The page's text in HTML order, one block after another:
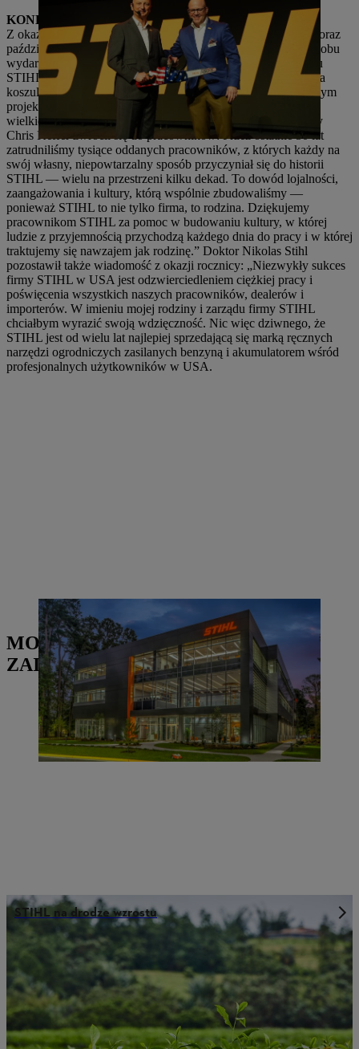
KONKURS NA KOSZULKI I UROCZYSTA GALĄ
Z okazji rocznicy odbyło się uroczyste wydarzenie powitalne oraz
październikowa uroczystość dla wszystkich pracowników. W obu
wydarzeniach wzięli udział członkowie rodziny Stihl i zarządu
STIHL. Koledzy z USA zostali zaproszeni do zaprojektowania
koszulki na rocznicę w ramach konkursu. Koszulkę z najlepszym
projektem otrzymali wszyscy pracownicy STIHL w ramach
wielkiego świętowania pracowniczego. Dyrektor zarządzający
Chris Keffer zwrócił się do pracowników: Przez ostatnie 50 lat
zatrudniliśmy tysiące oddanych pracowników, z których każdy na
swój własny, niepowtarzalny sposób przyczyniał się do historii
STIHL — wielu na przestrzeni kilku dekad. To dowód lojalności,
zaangażowania i kultury, którą wspólnie zbudowaliśmy —
ponieważ STIHL to nie tylko firma, to rodzina. Dziękujemy
pracownikom STIHL za pomoc w budowaniu kultury, w której
ludzie z przyjemnością przychodzą każdego dnia do pracy i w której
traktujemy się nawzajem jak rodzinę.” Doktor Nikolas Stihl
pozostawił także wiadomość z okazji rocznicy: „Niezwykły sukces
firmy STIHL w USA jest odzwierciedleniem ciężkiej pracy i
poświęcenia wszystkich naszych pracowników, dealerów i
importerów. W imieniu mojej rodziny i zarządu firmy STIHL
chciałbym wyrazić swoją wdzięczność. Nic więc dziwnego, że
STIHL jest od wielu lat najlepiej sprzedającą się marką ręcznych
narzędzi ogrodniczych zasilanych benzyną i akumulatorem wśród
profesjonalnych użytkowników w USA.
Budynek STIHL Inc. w Ameryce. | Zdjęcie: STIHL
MOŻE CIĘ RÓWNIEŻ
ZAINTERESOWAĆ
STIHL na drodze wzrostu